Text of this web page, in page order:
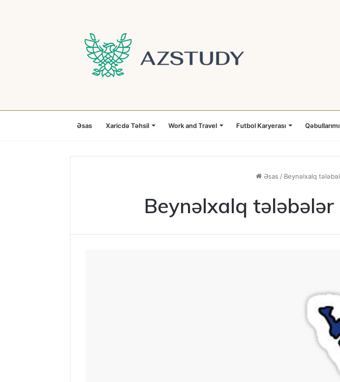
Əsas Xaricdə Təhsil Work and Travel Futbol Karyerası
Əsas / Beynəlxalq
Beynəlxalq